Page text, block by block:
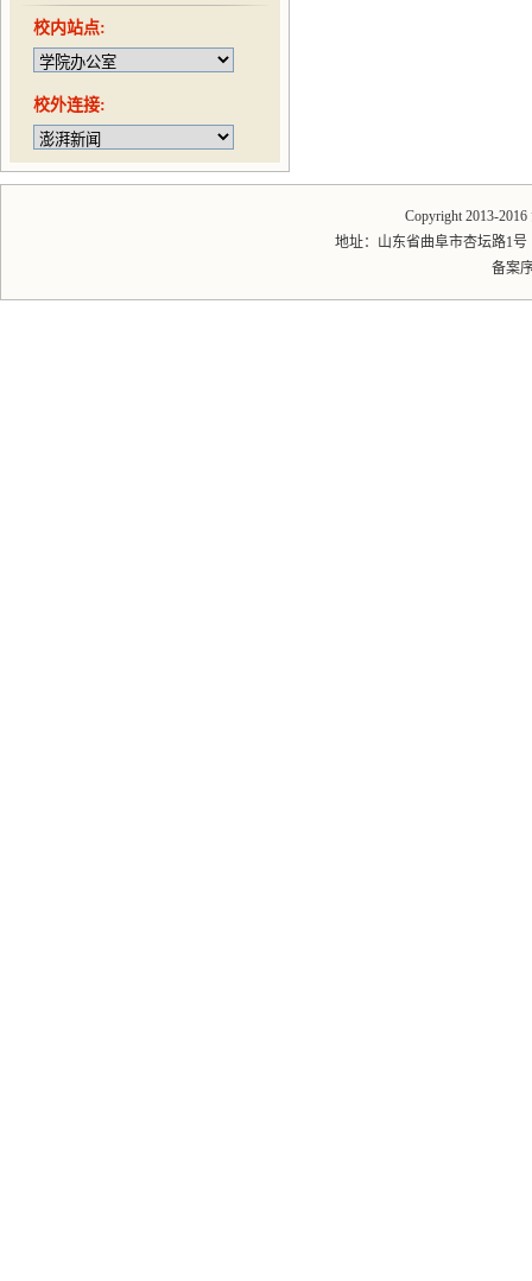
校内站点:
校外连接:
Copyright 2013-
地址：山东省曲阜市杏坛路1
备案